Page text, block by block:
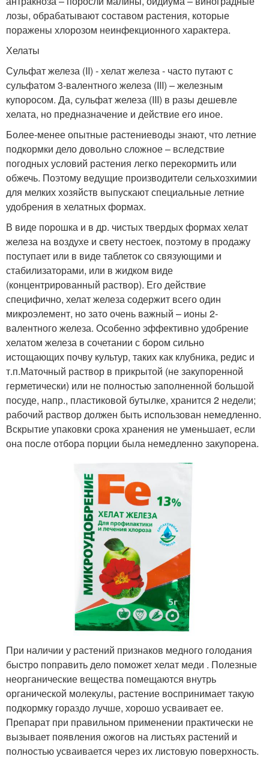
лозы, обрабатывают составом растения, которые
поражены хлорозом неинфекционного характера.
Хелаты
Сульфат железа (II) - хелат железа - часто путают с
сульфатом 3-валентного железа (III) – железным
купоросом. Да, сульфат железа (III) в разы дешевле
хелата, но предназначение и действие его иное.
Более-менее опытные растениеводы знают, что летние
подкормки дело довольно сложное – вследствие
погодных условий растения легко перекормить или
обжечь. Поэтому ведущие производители сельхозхимии
для мелких хозяйств выпускают специальные летние
удобрения в хелатных формах.
В виде порошка и в др. чистых твердых формах хелат
железа на воздухе и свету нестоек, поэтому в продажу
поступает или в виде таблеток со связующими и
стабилизаторами, или в жидком виде
(концентрированный раствор). Его действие
специфично, хелат железа содержит всего один
микроэлемент, но зато очень важный – ионы 2-
валентного железа. Особенно эффективно удобрение
хелатом железа в сочетании с бором сильно
истощающих почву культур, таких как клубника, редис и
т.п.Маточный раствор в прикрытой (не закупоренной
герметически) или не полностью заполненной большой
посуде, напр., пластиковой бутылке, хранится 2 недели;
рабочий раствор должен быть использован немедленно.
Вскрытие упаковки срока хранения не уменьшает, если
она после отбора порции была немедленно закупорена.
При наличии у растений признаков медного голодания
быстро поправить дело поможет хелат меди . Полезные
неорганические вещества помещаются внутрь
органической молекулы, растение воспринимает такую
подкормку гораздо лучше, хорошо усваивает ее.
Препарат при правильном применении практически не
вызывает появления ожогов на листьях растений и
полностью усваивается через их листовую поверхность.